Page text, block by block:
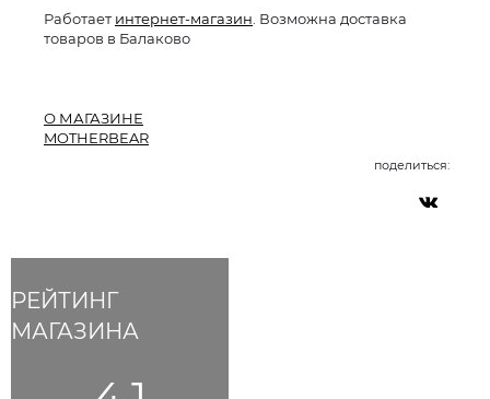
РЕЙТИНГ
МАГАЗИНА
Работаетинтернет-магазин . Возможна доставка
товаров в Балаково
О МАГАЗИНЕ
MOTHERBEAR
поделиться: